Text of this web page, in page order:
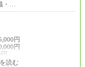
・…
円
円
読む